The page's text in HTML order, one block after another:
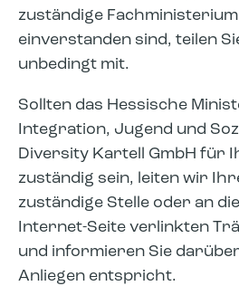
zuständige
einverstanden sind, teilen
unbedingt mit.
Sollten das Hessische
Integration, Jugend und
Diversity Kartell GmbH für
zuständig sein, leiten wir
zuständige Stelle oder an
Internet-Seite verlinkten
und informieren Sie
Anliegen entspricht.